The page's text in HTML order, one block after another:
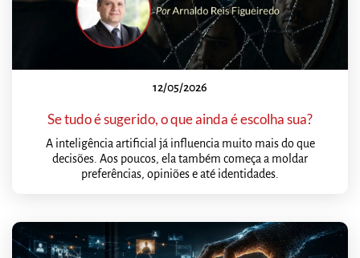
12/05/2026
Se tudo é sugerido, o que ainda é escolha sua?
A inteligência artificial já influencia muito mais do que
decisões. Aos poucos, ela também começa a moldar
preferências, opiniões e até identidades.